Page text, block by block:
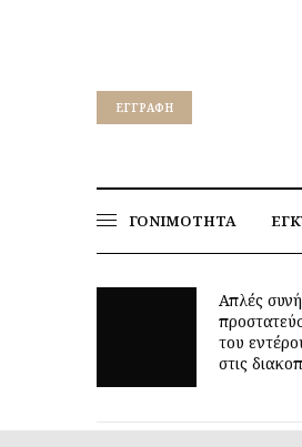
EΓΓΡΑΦΉ
ΓΟΝΙΜΟΤΗΤΑ
Γιατί τα
είναι τόσο